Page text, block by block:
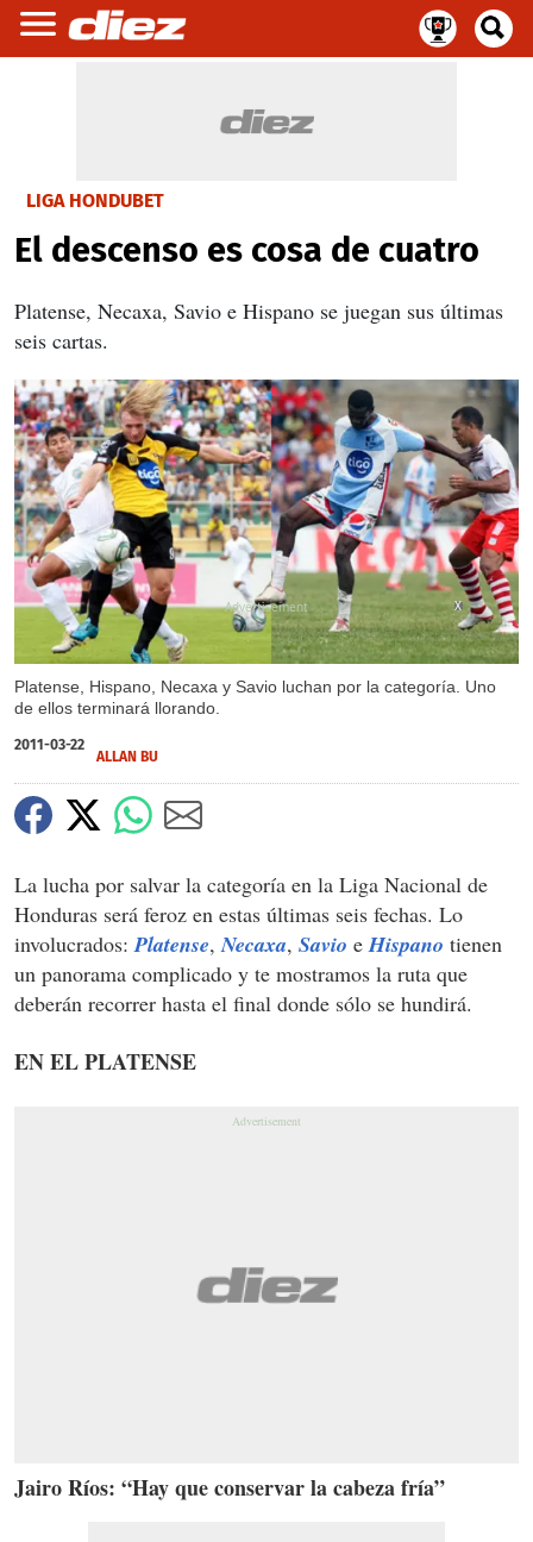
LIGA HONDUBET
El descenso es cosa de cuatro
Platense, Necaxa, Savio e Hispano se juegan sus últimas
seis cartas.
Platense, Hispano, Necaxa y Savio luchan por la categoría. Uno
de ellos terminará llorando.
X
2011-03-22
ALLAN BU
La lucha por salvar la categoría en la Liga Nacional de
Honduras será feroz en estas últimas seis fechas. Lo
involucrados:Platense,Necaxa, Savio eHispano tienen
un panorama complicado y te mostramos la ruta que
deberán recorrer hasta el final donde sólo se hundirá.
EN EL PLATENSE
Jairo Ríos: “Hay que conservar la cabeza fría”